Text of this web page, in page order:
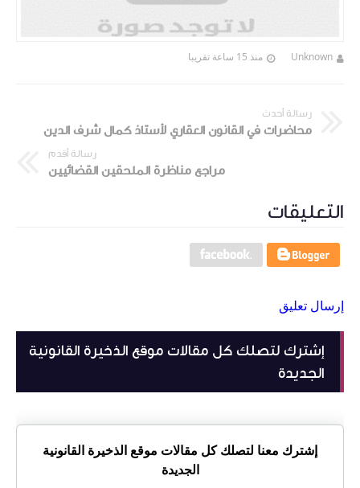
Unknown منذ 15 ساعة تقريبا
رسالة أحدث
محاضرات في القانون العقاري لأستاذ كمال شرف الدين
رسالة أقدم
مراجع مناظرة الملحقين القضائيين
التعليقات
إرسال تعليق
إشترك لتصلك كل مقالات موقع الذخيرة القانونية
الجديدة
إشترك معنا لتصلك كل مقالات موقع الذخيرة القانونية
الجديدة